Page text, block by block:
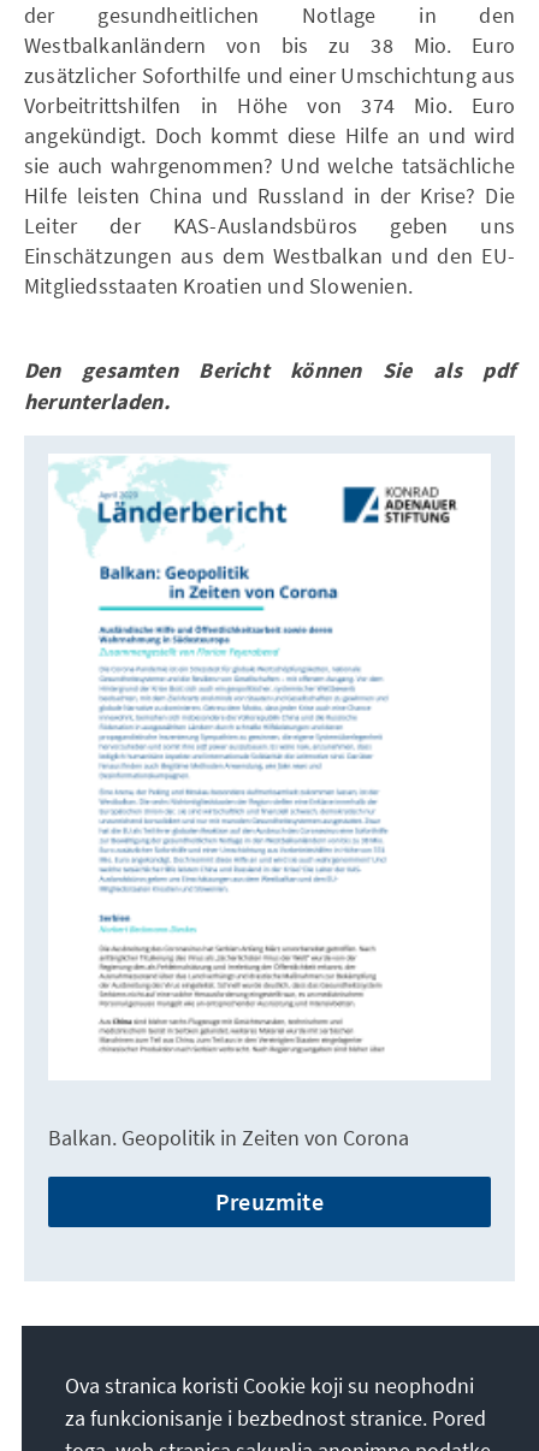
der gesundheitlichen Notlage in den
Westbalkanländern von bis zu 38 Mio. Euro
zusätzlicher Soforthilfe und einer Umschichtung aus
Vorbeitrittshilfen in Höhe von 374 Mio. Euro
angekündigt. Doch kommt diese Hilfe an und wird
sie auch wahrgenommen? Und welche tatsächliche
Hilfe leisten China und Russland in der Krise? Die
Leiter der KAS-Auslandsbüros geben uns
Einschätzungen aus dem Westbalkan und den EU-
Mitgliedsstaaten Kroatien und Slowenien.
Den gesamten Bericht können Sie als pdf
herunterladen.
Balkan. Geopolitik in Zeiten von Corona
Preuzmite
Ova stranica koristi Cookie koji su neophodni
za funkcionisanje i bezbednost stranice. Pored